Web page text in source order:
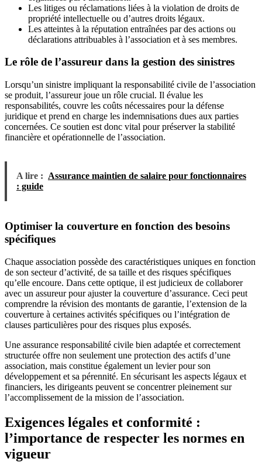
Les litiges ou réclamations liées à la violation de droits de
propriété intellectuelle ou d’autres droits légaux.
Les atteintes à la réputation entraînées par des actions ou
déclarations attribuables à l’association et à ses membres.
Le rôle de l’assureur dans la gestion des sinistres
Lorsqu’un sinistre impliquant la responsabilité civile de l’association
se produit, l’assureur joue un rôle crucial. Il évalue les
responsabilités, couvre les coûts nécessaires pour la défense
juridique et prend en charge les indemnisations dues aux parties
concernées. Ce soutien est donc vital pour préserver la stabilité
financière et opérationnelle de l’association.
A lire : Assurance maintien de salaire pour fonctionnaires
: guide
Optimiser la couverture en fonction des besoins
spécifiques
Chaque association possède des caractéristiques uniques en fonction
de son secteur d’activité, de sa taille et des risques spécifiques
qu’elle encoure. Dans cette optique, il est judicieux de collaborer
avec un assureur pour ajuster la couverture d’assurance. Ceci peut
comprendre la révision des montants de garantie, l’extension de la
couverture à certaines activités spécifiques ou l’intégration de
clauses particulières pour des risques plus exposés.
Une assurance responsabilité civile bien adaptée et correctement
structurée offre non seulement une protection des actifs d’une
association, mais constitue également un levier pour son
développement et sa pérennité. En sécurisant les aspects légaux et
financiers, les dirigeants peuvent se concentrer pleinement sur
l’accomplissement de la mission de l’association.
Exigences légales et conformité :
l’importance de respecter les normes en
vigueur